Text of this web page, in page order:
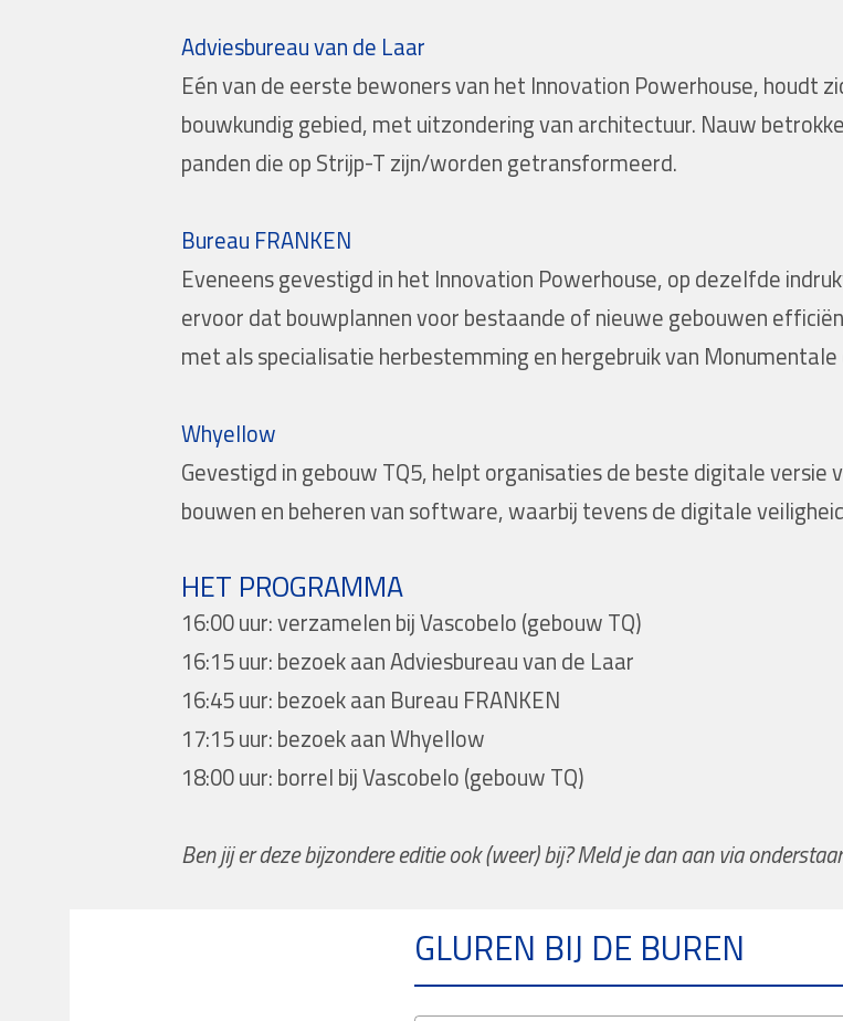
Adviesbureau van de Laar
Eén van de eerste bewoners van het Innovation Powerhouse, houdt
bouwkundig gebied, met uitzondering van architectuur. Nauw
panden die op Strijp-T zijn/worden getransformeerd.
Bureau FRANKEN
Eveneens gevestigd in het Innovation Powerhouse, op dezelfde
ervoor dat bouwplannen voor bestaande of nieuwe gebouwen
met als specialisatie herbestemming en hergebruik van Monumentale
Whyellow
Gevestigd in gebouw TQ5, helpt organisaties de beste digitale
bouwen en beheren van software, waarbij tevens de digitale
HET PROGRAMMA
16:00 uur: verzamelen bij Vascobelo (gebouw TQ)
16:15 uur: bezoek aan Adviesbureau van de Laar
16:45 uur: bezoek aan Bureau FRANKEN
17:15 uur: bezoek aan Whyellow
18:00 uur: borrel bij Vascobelo (gebouw TQ)
Ben jij er deze bijzondere editie ook (weer) bij? Meld je dan aan via
GLUREN BIJ DE BUREN